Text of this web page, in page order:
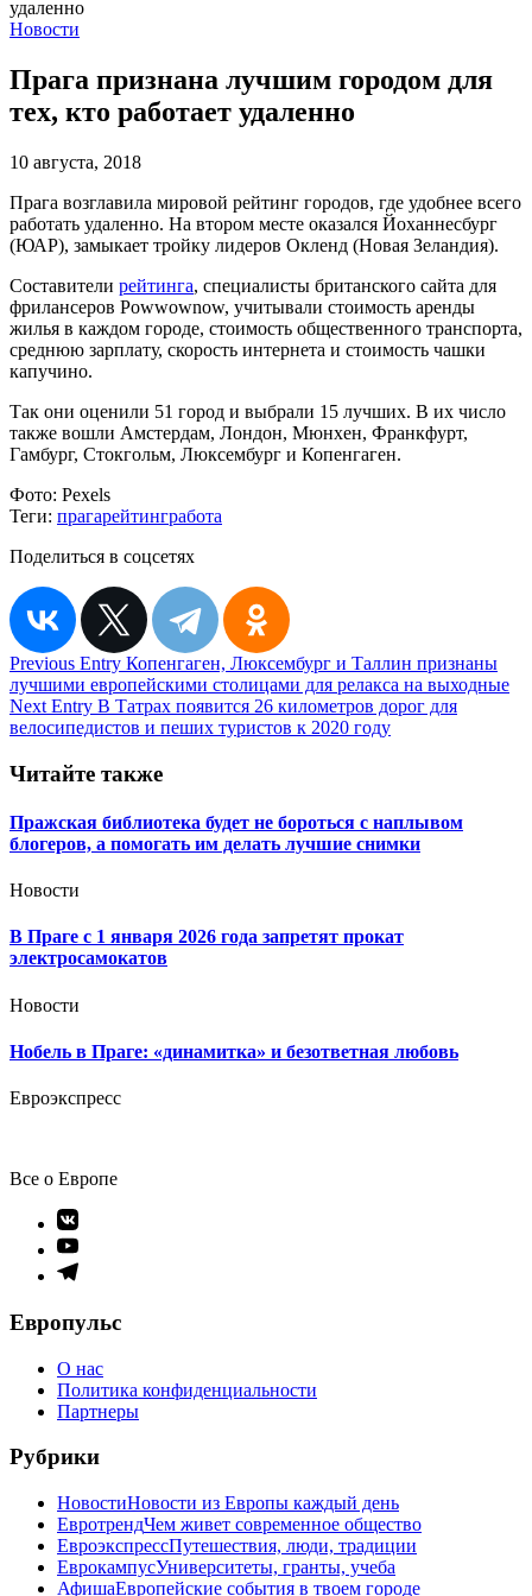
Новости
Прага признана лучшим городом для
тех, кто работает удаленно
10 августа, 2018
Прага возглавила мировой рейтинг городов, где удобнее всего
работать удаленно. На втором месте оказался Йоханнесбург
(ЮАР), замыкает тройку лидеров Окленд (Новая Зеландия).
Составители рейтинга, специалисты британского сайта для
фрилансеров Рowwownow, учитывали стоимость аренды
жилья в каждом городе, стоимость общественного транспорта,
среднюю зарплату, скорость интернета и стоимость чашки
капучино.
Так они оценили 51 город и выбрали 15 лучших. В их число
также вошли Амстердам, Лондон, Мюнхен, Франкфурт,
Гамбург, Стокгольм, Люксембург и Копенгаген.
Фото: Pexels
Теги: прагарейтингработа
Поделиться в соцсетях
Навигация
по
записям
Previous Entry Копенгаген, Люксембург и Таллин признаны
лучшими европейскими столицами для релакса на выходные
Next Entry В Татрах появится 26 километров дорог для
велосипедистов и пеших туристов к 2020 году
Читайте также
Пражская библиотека будет не бороться с наплывом
блогеров, а помогать им делать лучшие снимки
Новости
В Праге с 1 января 2026 года запретят прокат
электросамокатов
Новости
Нобель в Праге: «динамитка» и безответная любовь
Евроэкспресс
Все о Европе
Элемент
меню
Элемент
меню
Элемент
Европульс
О нас
Политика конфиденциальности
Партнеры
Рубрики
НовостиНовости из Европы каждый день
ЕвротрендЧем живет современное общество
ЕвроэкспрессПутешествия, люди, традиции
ЕврокампусУниверситеты, гранты, учеба
АфишаЕвропейские события в твоем городе